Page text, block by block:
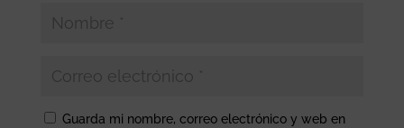
Guarda mi nombre, correo electrónico y web en